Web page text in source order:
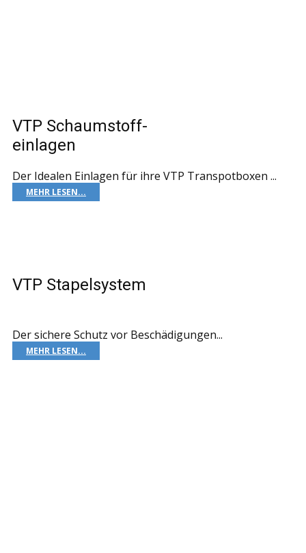
VTP Schaumstoff-
einlagen
Der Idealen Einlagen für ihre VTP Transpotboxen ...
MEHR LESEN...
VTP Stapelsystem
Der sichere Schutz vor Beschädigungen...
MEHR LESEN...